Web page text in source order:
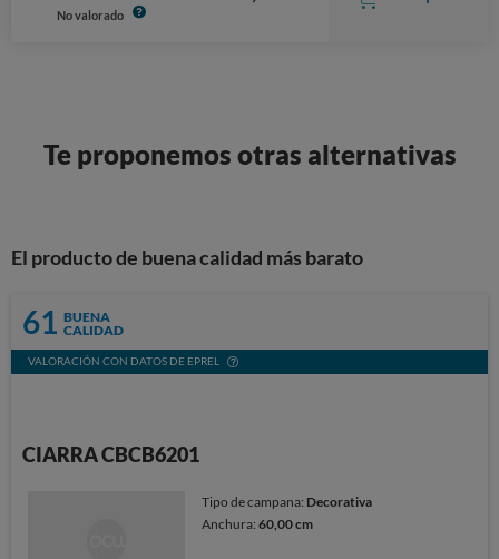
No valorado
Te proponemos otras alternativas
El producto de buena calidad más barato
61 BUENA
CALIDAD
VALORACIÓN CON DATOS DE EPREL
CIARRA CBCB6201
Tipo de campana: Decorativa
Anchura:60,00 cm